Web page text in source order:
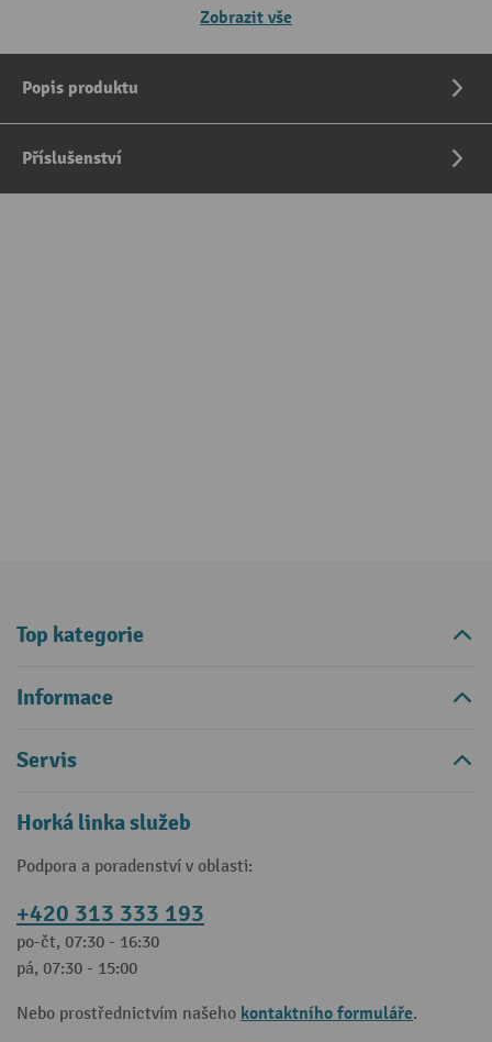
Zobrazit vše
Popis produktu
Příslušenství
Top kategorie
Informace
Servis
Horká linka služeb
Podpora a poradenství v oblasti:
+420 313 333 193
po-čt, 07:30 - 16:30
pá, 07:30 - 15:00
Nebo prostřednictvím našeho kontaktního formuláře.